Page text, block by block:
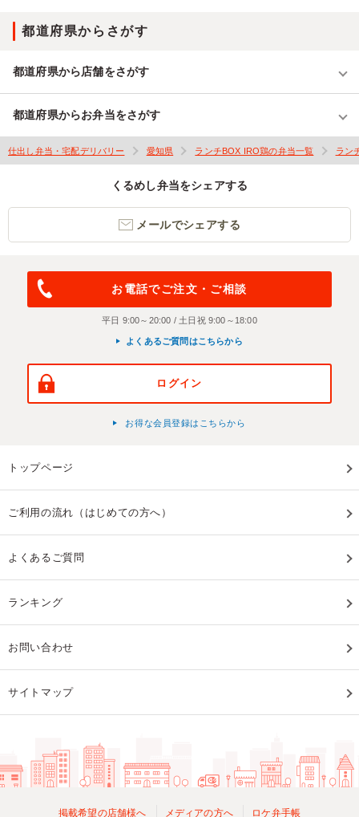
都道府県からさがす
都道府県から店舗をさがす
都道府県からお弁当をさがす
仕出し弁当・宅配デリバリー 愛知県 ランチBOX IRO鶏の弁当一覧 ラン
くるめし弁当をシェアする
メールでシェアする
お電話でご注文・ご相談
平日 9:00～20:00 / 土日祝 9:00～18:00
よくあるご質問はこちらから
ログイン
お得な会員登録はこちらから
トップページ
ご利用の流れ（はじめての方へ）
よくあるご質問
ランキング
お問い合わせ
サイトマップ
掲載希望の店舗様へ メディアの方へ ロケ弁手帳